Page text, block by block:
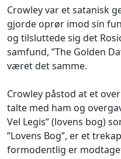
Crowley var et satanisk
gjorde oprør imod sin
og tilsluttede sig det
samfund, ”The Golden
været det samme.
Crowley påstod at et
talte med ham og
Vel Legis” (lovens bog)
”Lovens Bog”, er et
formodentlig er